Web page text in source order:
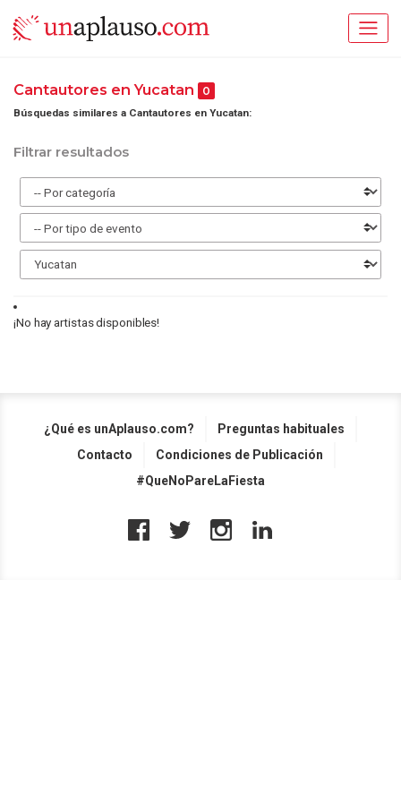
Cantautores en Yucatan 0
Búsquedas similares a Cantautores en Yucatan:
Filtrar resultados
¡No hay artistas disponibles!
¿Qué es unAplauso.com?
Preguntas habituales
Contacto
Condiciones de Publicación
#QueNoPareLaFiesta